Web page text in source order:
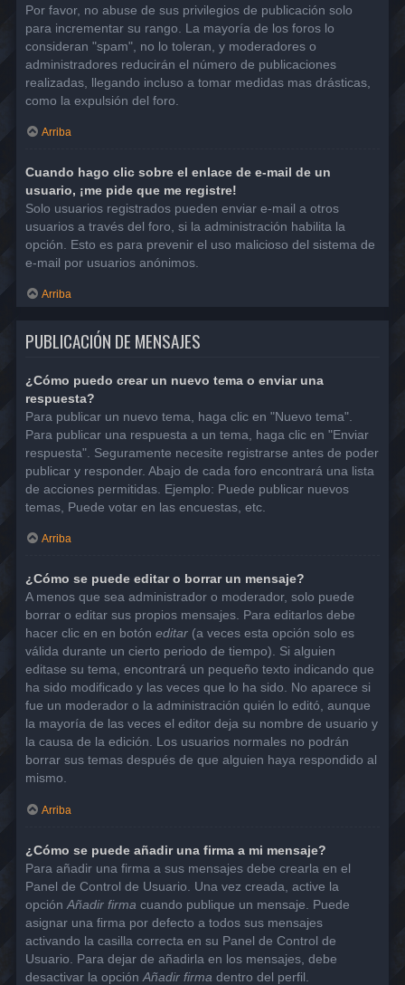
Por favor, no abuse de sus privilegios de publicación solo
para incrementar su rango. La mayoría de los foros lo
consideran "spam", no lo toleran, y moderadores o
administradores reducirán el número de publicaciones
realizadas, llegando incluso a tomar medidas mas drásticas,
como la expulsión del foro.
Arriba
Cuando hago clic sobre el enlace de e-mail de un
usuario, ¡me pide que me registre!
Solo usuarios registrados pueden enviar e-mail a otros
usuarios a través del foro, si la administración habilita la
opción. Esto es para prevenir el uso malicioso del sistema de
e-mail por usuarios anónimos.
Arriba
PUBLICACIÓN DE MENSAJES
¿Cómo puedo crear un nuevo tema o enviar una
respuesta?
Para publicar un nuevo tema, haga clic en "Nuevo tema".
Para publicar una respuesta a un tema, haga clic en "Enviar
respuesta". Seguramente necesite registrarse antes de poder
publicar y responder. Abajo de cada foro encontrará una lista
de acciones permitidas. Ejemplo: Puede publicar nuevos
temas, Puede votar en las encuestas, etc.
Arriba
¿Cómo se puede editar o borrar un mensaje?
A menos que sea administrador o moderador, solo puede
borrar o editar sus propios mensajes. Para editarlos debe
hacer clic en en botón editar (a veces esta opción solo es
válida durante un cierto periodo de tiempo). Si alguien
editase su tema, encontrará un pequeño texto indicando que
ha sido modificado y las veces que lo ha sido. No aparece si
fue un moderador o la administración quién lo editó, aunque
la mayoría de las veces el editor deja su nombre de usuario y
la causa de la edición. Los usuarios normales no podrán
borrar sus temas después de que alguien haya respondido al
mismo.
Arriba
¿Cómo se puede añadir una firma a mi mensaje?
Para añadir una firma a sus mensajes debe crearla en el
Panel de Control de Usuario. Una vez creada, active la
opción Añadir firma cuando publique un mensaje. Puede
asignar una firma por defecto a todos sus mensajes
activando la casilla correcta en su Panel de Control de
Usuario. Para dejar de añadirla en los mensajes, debe
desactivar la opción Añadir firma dentro del perfil.